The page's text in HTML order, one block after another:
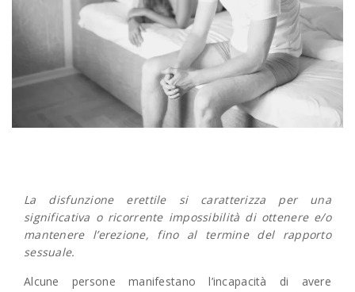
La disfunzione erettile si caratterizza per una
significativa o ricorrente impossibilità di ottenere e/o
mantenere l’erezione, fino al termine del rapporto
sessuale.
Alcune persone manifestano l’incapacità di avere